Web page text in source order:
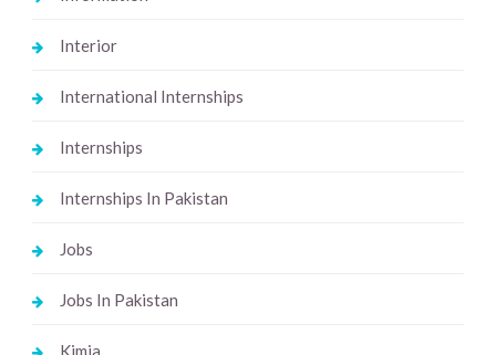
Interior
International Internships
Internships
Internships In Pakistan
Jobs
Jobs In Pakistan
Kimia